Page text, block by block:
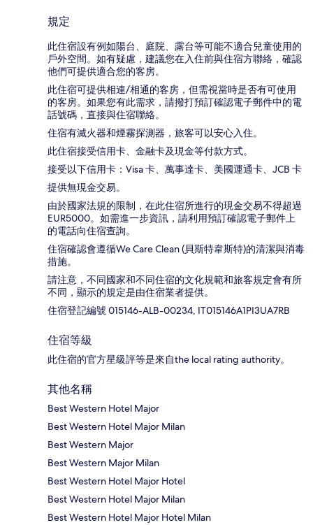
規定
此住宿設有例如陽台、庭院、露台等可能不適合兒童使用的
戶外空間。如有疑慮，建議您在入住前與住宿方聯絡，確認
他們可提供適合您的客房。
此住宿可提供相連/相通的客房，但需視當時是否有可使用
的客房。如果您有此需求，請撥打預訂確認電子郵件中的電
話號碼，直接與住宿聯絡。
住宿有滅火器和煙霧探測器，旅客可以安心入住。
此住宿接受信用卡、金融卡及現金等付款方式。
接受以下信用卡：Visa 卡、萬事達卡、美國運通卡、JCB 卡
提供無現金交易。
由於國家法規的限制，在此住宿所進行的現金交易不得超過
EUR5000。如需進一步資訊，請利用預訂確認電子郵件上
的電話向住宿查詢。
住宿確認會遵循We Care Clean (貝斯特韋斯特)的清潔與消毒
措施。
請注意，不同國家和不同住宿的文化規範和旅客規定會有所
不同，顯示的規定是由住宿業者提供。
住宿登記編號 015146-ALB-00234, IT015146A1PI3UA7RB
住宿等級
此住宿的官方星級評等是來自the local rating authority。
其他名稱
Best Western Hotel Major
Best Western Hotel Major Milan
Best Western Major
Best Western Major Milan
Best Western Hotel Major Hotel
Best Western Hotel Major Milan
Best Western Hotel Major Hotel Milan